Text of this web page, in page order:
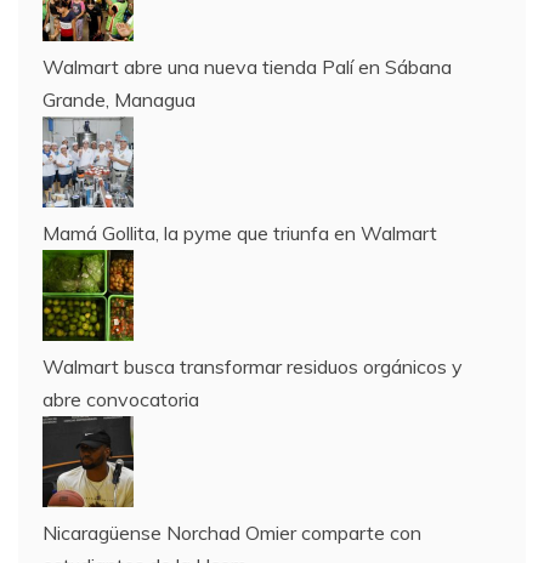
Walmart abre una nueva tienda Palí en Sábana
Grande, Managua
Mamá Gollita, la pyme que triunfa en Walmart
Walmart busca transformar residuos orgánicos y
abre convocatoria
Nicaragüense Norchad Omier comparte con